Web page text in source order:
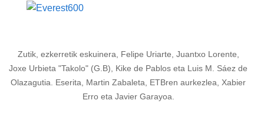
Zutik, ezkerretik eskuinera, Felipe Uriarte, Juantxo Lorente,
Joxe Urbieta "Takolo" (G.B), Kike de Pablos eta Luis M. Sáez de
Olazagutia. Eserita, Martin Zabaleta, ETBren aurkezlea, Xabier
Erro eta Javier Garayoa.